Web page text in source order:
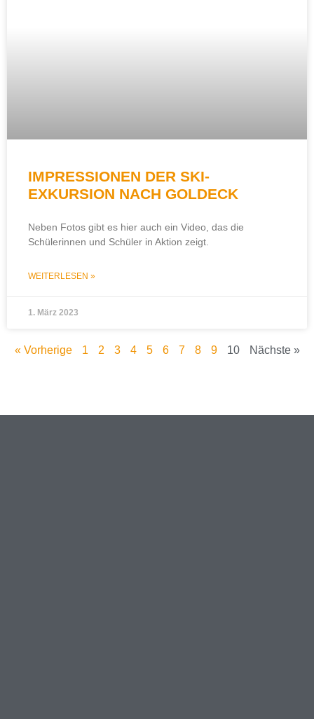
IMPRESSIONEN DER SKI-
EXKURSION NACH GOLDECK
Neben Fotos gibt es hier auch ein Video, das die
Schülerinnen und Schüler in Aktion zeigt.
WEITERLESEN »
1. März 2023
« Vorherige 1 2 3 4 5 6 7 8 9 10 Nächste »